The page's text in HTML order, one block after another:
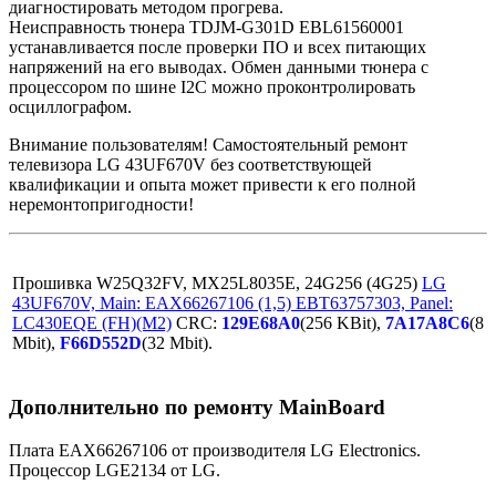
диагностировать методом прогрева.
Неисправность тюнера TDJM-G301D EBL61560001
устанавливается после проверки ПО и всех питающих
напряжений на его выводах. Обмен данными тюнера с
процессором по шине I2C можно проконтролировать
осциллографом.
Внимание пользователям! Самостоятельный ремонт
телевизора LG 43UF670V без соответствующей
квалификации и опыта может привести к его полной
неремонтопригодности!
Прошивка W25Q32FV, MX25L8035E, 24G256 (4G25) LG
43UF670V, Main: EAX66267106 (1,5) EBT63757303, Panel:
LC430EQE (FH)(M2) CRC: 129E68A0(256 KBit), 7A17A8C6(8
Mbit), F66D552D(32 Mbit).
Дополнительно по ремонту MainBoard
Плата EAX66267106 от производителя LG Electronics.
Процессор LGE2134 от LG.